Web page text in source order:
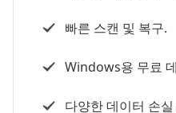
빠른 스캔 및 복구.
Windows용 무료
다양한 데이터 손